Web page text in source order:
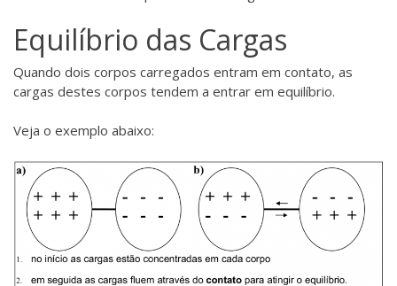
Equilíbrio das Cargas
Quando dois corpos carregados entram em contato, as
cargas destes corpos tendem a entrar em equilíbrio.
Veja o exemplo abaixo: